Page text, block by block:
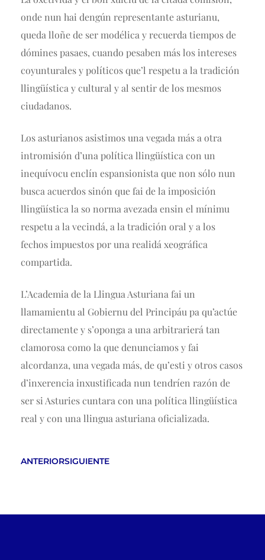
onde nun hai dengún representante asturianu,
queda lloñe de ser modélica y recuerda tiempos de
dómines pasaes, cuando pesaben más los intereses
coyunturales y políticos que’l respetu a la tradición
llingüística y cultural y al sentir de los mesmos
ciudadanos.
Los asturianos asistimos una vegada más a otra
intromisión d’una política llingüística con un
inequívocu enclín espansionista que non sólo nun
busca acuerdos sinón que fai de la imposición
llingüística la so norma avezada ensin el mínimu
respetu a la vecindá, a la tradición oral y a los
fechos impuestos por una realidá xeográfica
compartida.
L’Academia de la Llingua Asturiana fai un
llamamientu al Gobiernu del Principáu pa qu’actúe
directamente y s’oponga a una arbitrarierá tan
clamorosa como la que denunciamos y fai
alcordanza, una vegada más, de qu’esti y otros casos
d’inxerencia inxustificada nun tendríen razón de
ser si Asturies cuntara con una política llingüística
real y con una llingua asturiana oficializada.
ANTERIORSIGUIENTE